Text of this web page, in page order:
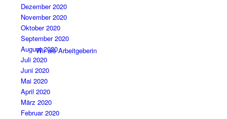
Wir als Arbeitgeberin
Dezember 2020
November 2020
Oktober 2020
September 2020
August 2020
Juli 2020
Juni 2020
Mai 2020
April 2020
März 2020
Februar 2020